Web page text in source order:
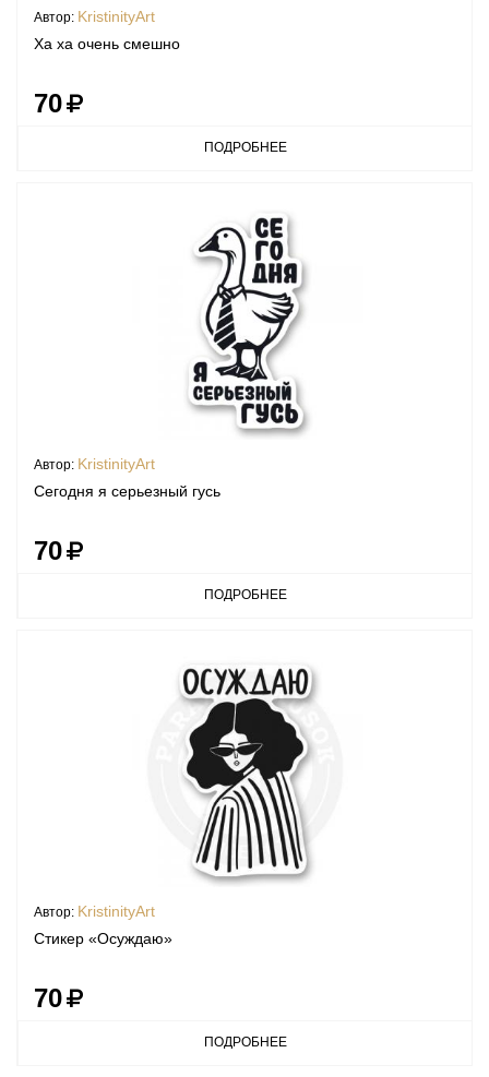
Автор: KristinityArt
Ха ха очень смешно
70
ПОДРОБНЕЕ
Автор: KristinityArt
Сегодня я серьезный гусь
70
ПОДРОБНЕЕ
Автор: KristinityArt
Стикер «Осуждаю»
70
ПОДРОБНЕЕ